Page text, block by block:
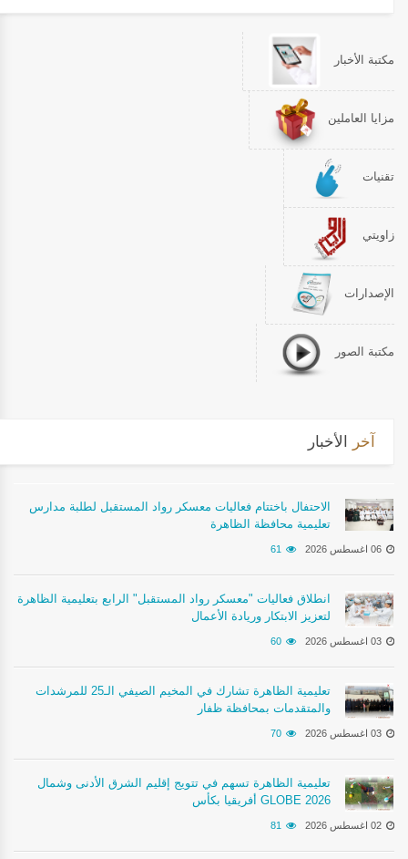
مكتبة الأخبار
مزايا العاملين
تقنيات
زاويتي
الإصدارات
مكتبة الصور
آخر الأخبار
الاحتفال باختتام فعاليات معسكر رواد المستقبل لطلبة مدارس
تعليمية محافظة الظاهرة
06 اغسطس 2026 61
انطلاق فعاليات "معسكر رواد المستقبل" الرابع بتعليمية الظاهرة
لتعزيز الابتكار وريادة الأعمال
03 اغسطس 2026 60
تعليمية الظاهرة تشارك في المخيم الصيفي الـ25 للمرشدات
والمتقدمات بمحافظة ظفار
03 اغسطس 2026 70
تعليمية الظاهرة تسهم في تتويج إقليم الشرق الأدنى وشمال
أفريقيا بكأس GLOBE 2026
02 اغسطس 2026 81